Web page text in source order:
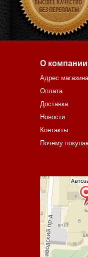
О компании
Адрес магазина
Оплата
Доставка
Новости
Контакты
Почему